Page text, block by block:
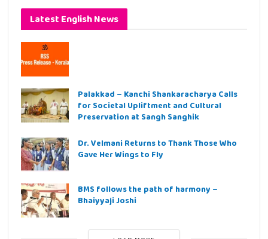
Latest English News
Palakkad – Kanchi Shankaracharya Calls
for Societal Upliftment and Cultural
Preservation at Sangh Sanghik
Dr. Velmani Returns to Thank Those Who
Gave Her Wings to Fly
BMS follows the path of harmony –
Bhaiyyaji Joshi